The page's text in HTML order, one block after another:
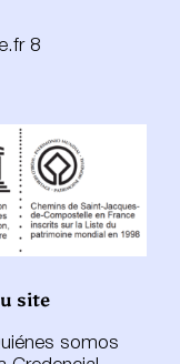
8
site
somos